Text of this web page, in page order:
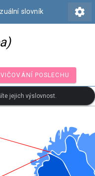
slovník settings
jejich výslovnost.